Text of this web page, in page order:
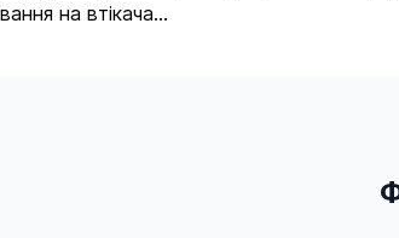
на втікача…